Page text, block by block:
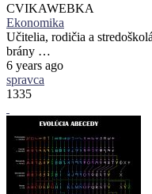
CVIKAWEBKA
Ekonomika
Učitelia, rodičia a
brány …
6 years ago
spravca
1335